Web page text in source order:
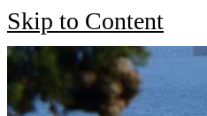
Skip to Content